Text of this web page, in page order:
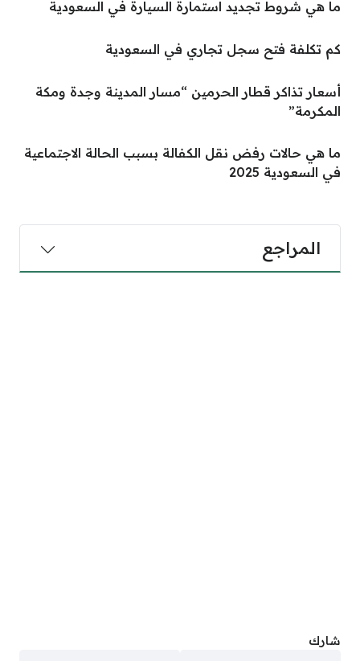
ما هي شروط تجديد استمارة السيارة في السعودية
كم تكلفة فتح سجل تجاري في السعودية
أسعار تذاكر قطار الحرمين “مسار المدينة وجدة ومكة
المكرمة”
ما هي حالات رفض نقل الكفالة بسبب الحالة الاجتماعية
في السعودية 2025
المراجع
شارك